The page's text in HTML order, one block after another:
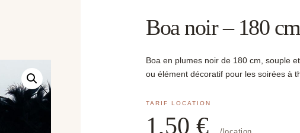
Boa noir – 180 cm
Boa en plumes noir de 180 cm, souple
ou élément décoratif pour les soirées à
1,50€